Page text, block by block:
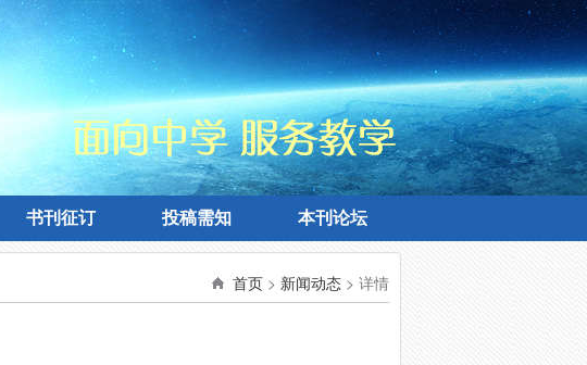
书刊征订 投稿需知 本刊论坛
首页 > 新闻动态 > 详情